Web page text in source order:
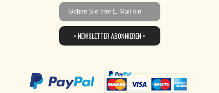
• NEWSLETTER ABONNIEREN •